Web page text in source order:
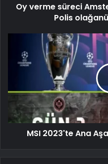
Oy verme süreci
Polis
MSI 2023'te Ana